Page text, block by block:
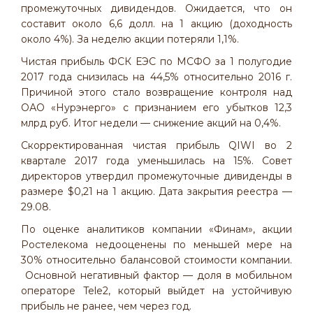
промежуточных дивидендов. Ожидается, что он
составит около 6,6 долл. на 1 акцию (доходность
около 4%). За неделю акции потеряли 1,1%.
Чистая прибыль ФСК ЕЭС по МСФО за 1 полугодие
2017 года снизилась на 44,5% относительно 2016 г.
Причиной этого стало возвращение контроля над
ОАО «Нурэнерго» с признанием его убытков 12,3
млрд руб. Итог недели — снижение акций на 0,4%.
Скорректированная чистая прибыль QIWI во 2
квартале 2017 года уменьшилась на 15%. Совет
директоров утвердил промежуточные дивиденды в
размере $0,21 на 1 акцию. Дата закрытия реестра —
29.08.
По оценке аналитиков компании «Финам», акции
Ростелекома недооценены по меньшей мере на
30% относительно балансовой стоимости компании.
Основной негативный фактор — доля в мобильном
операторе Tele2, который выйдет на устойчивую
прибыль не ранее, чем через год.